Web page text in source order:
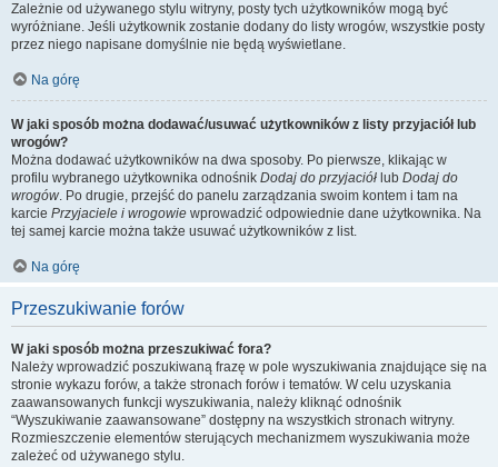
Zależnie od używanego stylu witryny, posty tych użytkowników mogą być
wyróżniane. Jeśli użytkownik zostanie dodany do listy wrogów, wszystkie posty
przez niego napisane domyślnie nie będą wyświetlane.
Na górę
W jaki sposób można dodawać/usuwać użytkowników z listy przyjaciół lub
wrogów?
Można dodawać użytkowników na dwa sposoby. Po pierwsze, klikając w
profilu wybranego użytkownika odnośnik Dodaj do przyjaciół lub Dodaj do
wrogów. Po drugie, przejść do panelu zarządzania swoim kontem i tam na
karcie Przyjaciele i wrogowie wprowadzić odpowiednie dane użytkownika. Na
tej samej karcie można także usuwać użytkowników z list.
Na górę
Przeszukiwanie forów
W jaki sposób można przeszukiwać fora?
Należy wprowadzić poszukiwaną frazę w pole wyszukiwania znajdujące się na
stronie wykazu forów, a także stronach forów i tematów. W celu uzyskania
zaawansowanych funkcji wyszukiwania, należy kliknąć odnośnik
“Wyszukiwanie zaawansowane” dostępny na wszystkich stronach witryny.
Rozmieszczenie elementów sterujących mechanizmem wyszukiwania może
zależeć od używanego stylu.